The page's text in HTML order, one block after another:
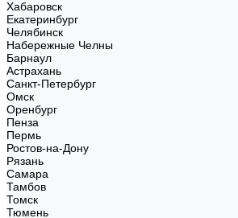
Хабаровск
Екатеринбург
Челябинск
Набережные Челны
Барнаул
Астрахань
Санкт-Петербург
Омск
Оренбург
Пенза
Пермь
Ростов-на-Дону
Рязань
Самара
Тамбов
Томск
Тюмень